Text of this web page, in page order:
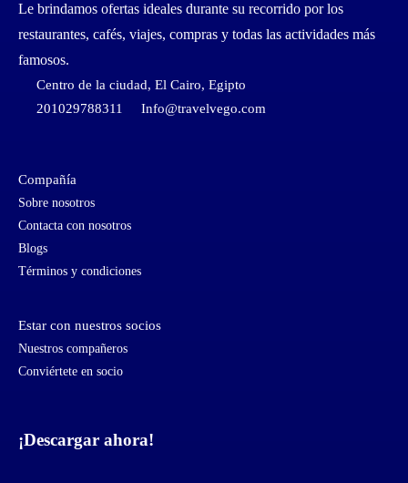
Le brindamos ofertas ideales durante su recorrido por los
restaurantes, cafés, viajes, compras y todas las actividades más
famosos.
Centro de la ciudad, El Cairo, Egipto
201029788311
Info@travelvego.com
Compañía
Sobre nosotros
Contacta con nosotros
Blogs
Términos y condiciones
Estar con nuestros socios
Nuestros compañeros
Conviértete en socio
¡Descargar ahora!